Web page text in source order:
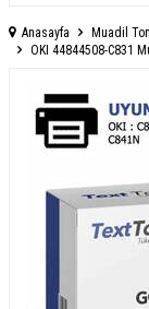
Anasayfa Muadil
OKI 44844508-C831